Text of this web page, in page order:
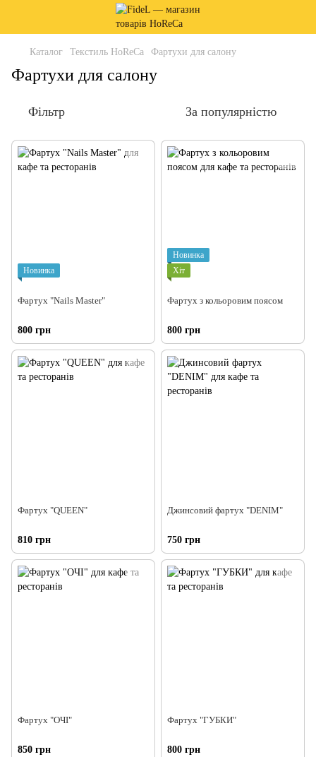
Каталог Текстиль HoReCa Фартухи для салону
Фартухи для салону
Фільтр За популярністю
Новинка
Фартух "Nails Master"
800 грн
Новинка
Хіт
Фартух з кольоровим поясом
800 грн
Фартуx "QUEEN"
810 грн
Джинсовий фартух "DENIM"
750 грн
Фартух "ОЧІ"
850 грн
Фартух "ГУБКИ"
800 грн